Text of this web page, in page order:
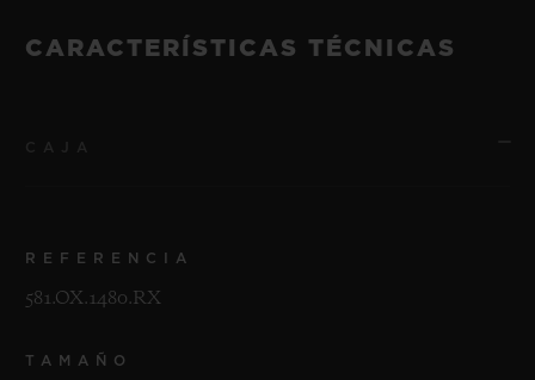
CARACTERÍSTICAS TÉCNICAS
REFERENCIA
581.OX.1480.RX
TAMAÑO